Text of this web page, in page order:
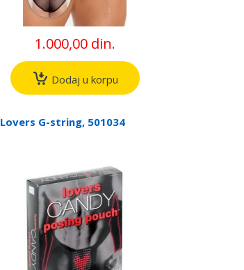
1.000,00 din.
Dodaj u korpu
Lovers G-string, 501034